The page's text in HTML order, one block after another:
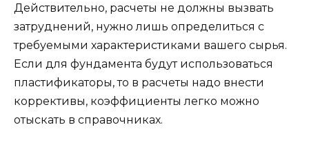
Действительно, расчеты не должны вызвать
затруднений, нужно лишь определиться с
требуемыми характеристиками вашего сырья.
Если для фундамента будут использоваться
пластификаторы, то в расчеты надо внести
коррективы, коэффициенты легко можно
отыскать в справочниках.